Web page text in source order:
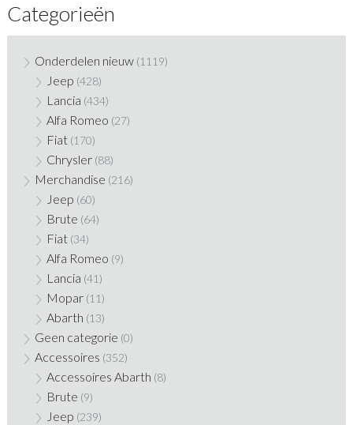
Categorieën
Onderdelen nieuw (1119)
Jeep (428)
Lancia (434)
Alfa Romeo (27)
Fiat (170)
Chrysler (88)
Merchandise (216)
Jeep (60)
Brute (64)
Fiat (34)
Alfa Romeo (9)
Lancia (41)
Mopar (11)
Abarth (13)
Geen categorie (0)
Accessoires (352)
Accessoires Abarth (8)
Brute (9)
Jeep (239)